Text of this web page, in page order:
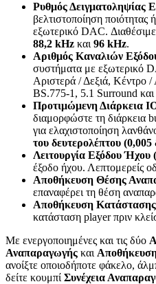
Ρυθμός Δειγματοληψίας
βελτιστοποίηση ποιότητας
εξωτερικό DAC.
88,2 kHz και 96 kHz.
Αριθμός Καναλιών
συστήματα με εξωτερικό
Αριστερά / Δεξιά, Κέντρο
BS.775-1, 5.1 Surround
Προτιμώμενη Διάρκεια
διαμορφώστε τη διάρκεια
για ελαχιστοποίηση
του δευτερολέπτου (0,005
Λειτουργία Εξόδου Ήχου
έξοδο ήχου. Λεπτομερείς
Αποθήκευση Θέσης
επαναφέρει τη θέση
Αποθήκευση
κατάσταση player πριν
Με ενεργοποιημένες και τις δύο
Αναπαραγωγής και
ανοίξτε οποιοδήποτε φάκελο,
δείτε κουμπί Συνέχεια